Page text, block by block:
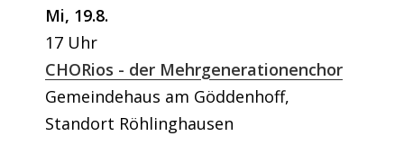
Mi, 19.8.
17 Uhr
CHORios - der Mehrgenerationenchor
Gemeindehaus am Göddenhoff,
Standort Röhlinghausen